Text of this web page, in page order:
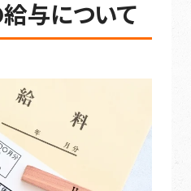
与について